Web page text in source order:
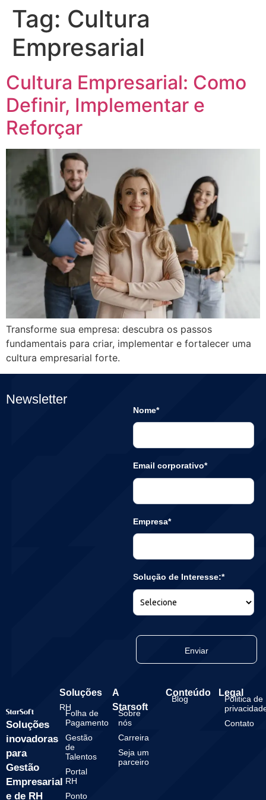
Tag: Cultura
Empresarial
Cultura Empresarial: Como
Definir, Implementar e
Reforçar
Transforme sua empresa: descubra os passos
fundamentais para criar, implementar e fortalecer uma
cultura empresarial forte.
Newsletter
Nome*
Email corporativo*
Empresa*
Solução de Interesse:*
Enviar
Soluções
inovadoras
para
Gestão
Empresarial
e de RH
Soluções
RH
Folha de
Pagamento
Gestão
de
Talentos
Portal
RH
Ponto
A
Starsoft
Sobre
nós
Carreira
Seja um
parceiro
Conteúdo
Blog
Legal
Politica de
Contato